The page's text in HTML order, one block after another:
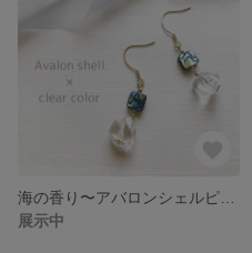
展示中